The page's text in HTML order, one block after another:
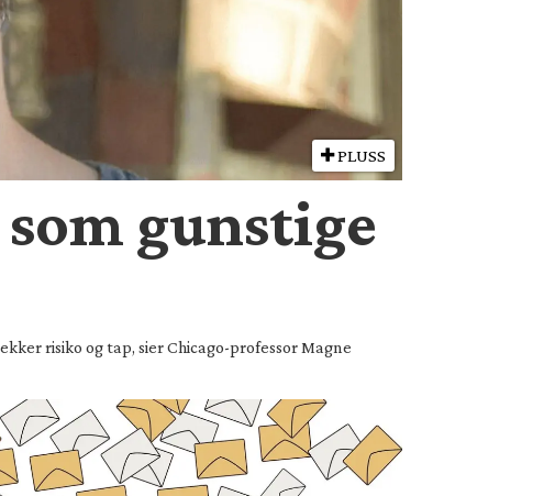
PLUSS
gunstige
risiko og tap, sier Chicago-professor Magne